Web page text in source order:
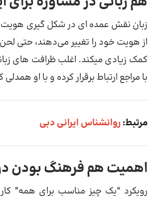
زبان نقش عمده ای در شکل گیری هویت،
از هویت خود را تغییر می‌دهند، حتی
کمک زیادی میکند. اغلب ظرافت های
با مراجع ارتباط برقرار کرده و با او همدلی
مرتبط:روانشناس ایرانی دبی
اهمیت هم فرهنگ بودن در
رویکرد “یک چیز مناسب برای همه”